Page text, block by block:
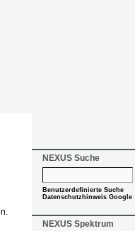
NEXUS Suche
Benutzerdefinierte Suche
Datenschutzhinweis Google
NEXUS Spektrum